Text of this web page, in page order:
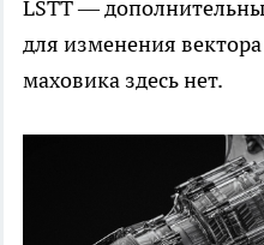
LSTT —
для изменения
маховика здесь нет.